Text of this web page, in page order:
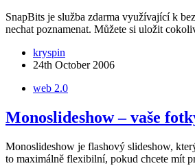
SnapBits je služba zdarma využívající k
nechat poznamenat. Můžete si uložit
kryspin
24th October 2006
web 2.0
Monoslideshow – vaše
Monoslideshow je flashový slideshow,
to maximálně flexibilní, pokud chcete mít